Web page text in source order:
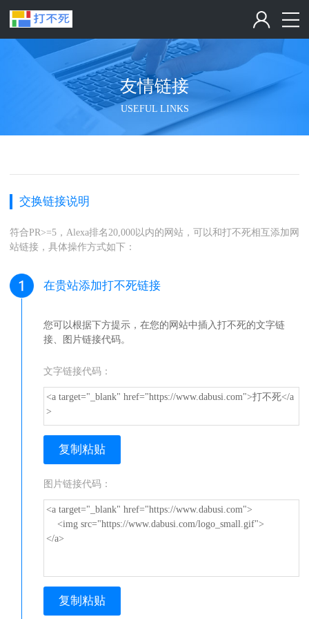
友情链接
USEFUL LINKS
交换链接说明
符合PR>=5，Alexa排名20,000以内的网站，可以和打不死相互添加网
站链接，具体操作方式如下：
在贵站添加打不死链接
您可以根据下方提示，在您的网站中插入打不死的文字链
接、图片链接代码。
文字链接代码：
<a target="_blank" href="https://www.dabusi.com">打不死</a
>
复制粘贴
图片链接代码：
<a target="_blank" href="https://www.dabusi.com">
<img src="https://www.dabusi.com/logo_small.gif">
</a>
复制粘贴